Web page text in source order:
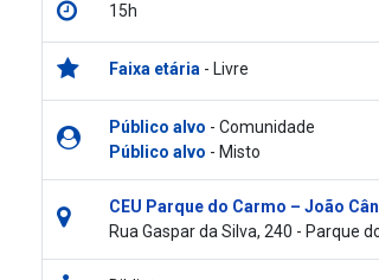
15h
Faixa etária- Livre
Público alvo - Comunidade
Público alvo - Misto
CEU Parque do Carmo – João
Rua Gaspar da Silva, 240 - Parque